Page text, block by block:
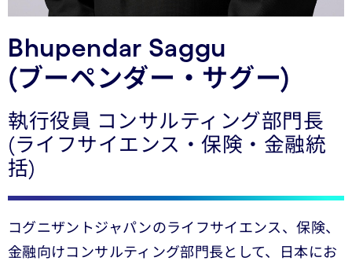
Bhupendar Saggu
(ブーペンダー・サグー)
執行役員 コンサルティング部門長
(ライフサイエンス・保険・金融統
括)
コグニザントジャパンのライフサイエンス、保険、
金融向けコンサルティング部門長として、日本にお